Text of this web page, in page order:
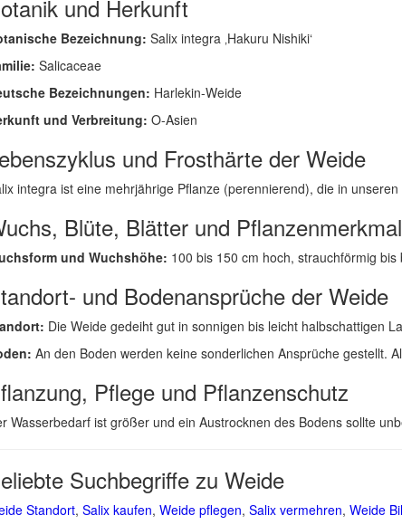
und Herkunft
Bezeichnung: Salix integra ‚Hakuru Nishiki‘
Salicaceae
Bezeichnungen: Harlekin-Weide
und Verbreitung: O-Asien
und Frosthärte der Weide
integra ist eine mehrjährige Pflanze (perennierend), die in
Blüte, Blätter und
und Wuchshöhe: 100 bis 150 cm hoch, strauchförmig bis
und Bodenansprüche der Weide
Die Weide gedeiht gut in sonnigen bis leicht halbschattigen
An den Boden werden keine sonderlichen Ansprüche gestellt.
Pflege und Pflanzenschutz
Wasserbedarf ist größer und ein Austrocknen des Bodens sollte
Suchbegriffe zu Weide
Standort, Salix kaufen, Weide pflegen, Salix vermehren, Weide